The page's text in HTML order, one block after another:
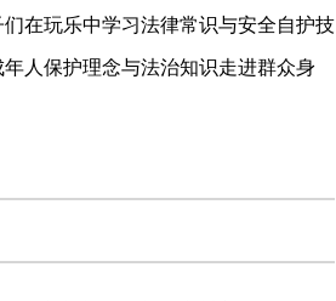
在玩乐中学习法律常识与安全自护技
人保护理念与法治知识走进群众身